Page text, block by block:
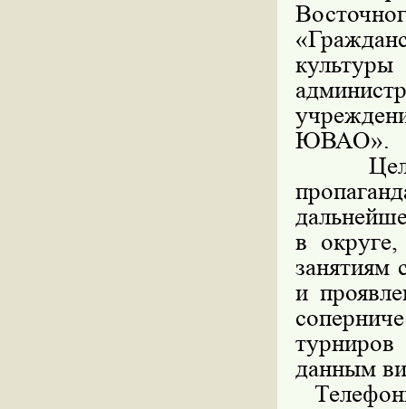
ЮВАО».
Целью
в округе,
занятиям
и
турниров
данным